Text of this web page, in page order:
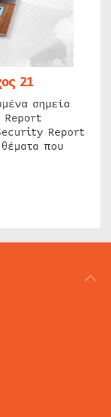
21
σημεία
Report
Report
που